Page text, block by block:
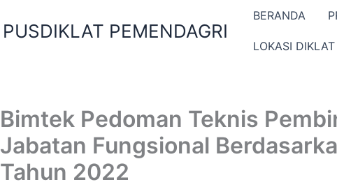
PUSDIKLAT PEMENDAGRI
BERANDA
LOKASI DIKLAT
Bimtek Pedoman Teknis
Jabatan Fungsional
Tahun 2022